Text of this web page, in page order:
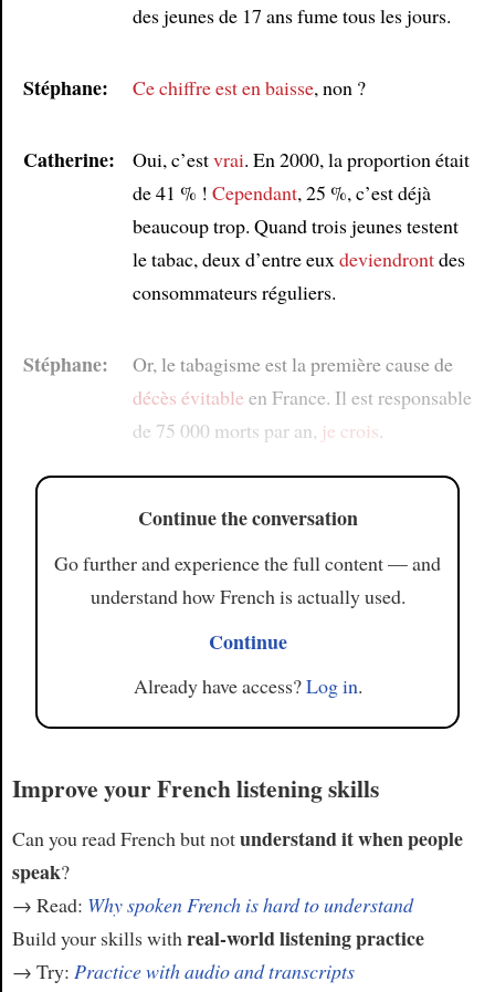
des jeunes de 17 ans fume tous les jours.
Stéphane: Ce chiffreest en baisse, non ?
Catherine: Oui, c’estvrai. En 2000, la proportion était
de 41 % ! Cependant, 25 %, c’est déjà
beaucoup trop. Quand trois jeunes testent
le tabac, deux d’entre eux deviendrontdes
consommateurs réguliers.
Stéphane:
Or, le tabagisme est la première cause de
décès évitable en France. Il est responsable
de 75 000 morts par an, je crois.
Continue the conversation
Go further and experience the full content — and
understand how French is actually used.
Continue
Already have access?Log in.
Improve your French listening skills
Can you read French but notunderstand it when people
speak?
→ Read: Why spoken French is hard to understand
Build your skills withreal-world listening practice
→ Try: Practice with audio and transcripts